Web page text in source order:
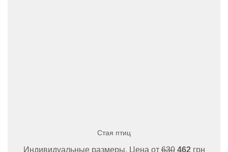
Стая птиц
Индивидуальные размеры, Цена от630 462грн